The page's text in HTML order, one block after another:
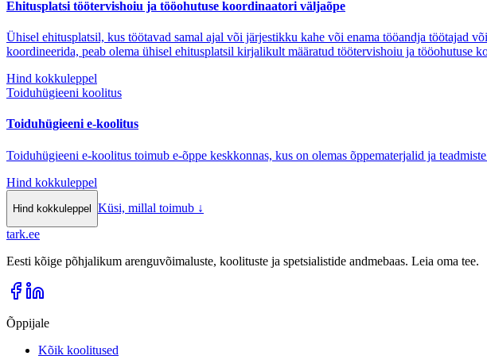
Ehitusplatsi töötervishoiu ja tööohutuse koordinaatori väljaõpe
Ühisel ehitusplatsil, kus töötavad samal ajal või järjestikku kahe või enama tööandja töötajad
koordineerida, peab olema ühisel ehitusplatsil kirjalikult määratud töötervishoiu ja tööohutuse
Hind kokkuleppel
Toiduhügieeni koolitus
Toiduhügieeni e-koolitus
Toiduhügieeni e-koolitus toimub e-õppe keskkonnas, kus on olemas õppematerjalid ja
Hind kokkuleppel
Hind kokkuleppel Küsi, millal toimub ↓
tark.ee
Eesti kõige põhjalikum arenguvõimaluste, koolituste ja spetsialistide andmebaas. Leia oma tee.
Õppijale
Kõik koolitused